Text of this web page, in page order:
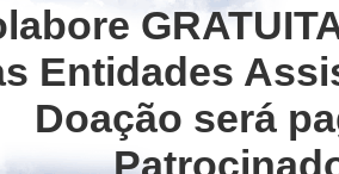
Espiritismo-
preocupam-se
Entidades
Doação será